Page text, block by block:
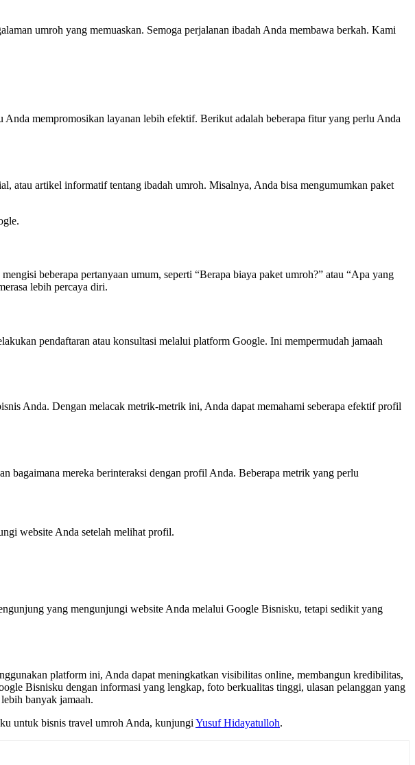
umroh yang memuaskan. Semoga perjalanan ibadah Anda membawa berkah. Kami
mempromosikan layanan lebih efektif. Berikut adalah beberapa fitur yang perlu Anda
atau artikel informatif tentang ibadah umroh. Misalnya, Anda bisa mengumumkan paket
beberapa pertanyaan umum, seperti “Berapa biaya paket umroh?” atau “Apa yang
lebih percaya diri.
pendaftaran atau konsultasi melalui platform Google. Ini mempermudah jamaah
Anda. Dengan melacak metrik-metrik ini, Anda dapat memahami seberapa efektif profil
bagaimana mereka berinteraksi dengan profil Anda. Beberapa metrik yang perlu
website Anda setelah melihat profil.
yang mengunjungi website Anda melalui Google Bisnisku, tetapi sedikit yang
platform ini, Anda dapat meningkatkan visibilitas online, membangun kredibilitas,
Bisnisku dengan informasi yang lengkap, foto berkualitas tinggi, ulasan pelanggan yang
banyak jamaah.
untuk bisnis travel umroh Anda, kunjungi Yusuf Hidayatulloh.